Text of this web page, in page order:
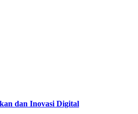
dan Inovasi Digital